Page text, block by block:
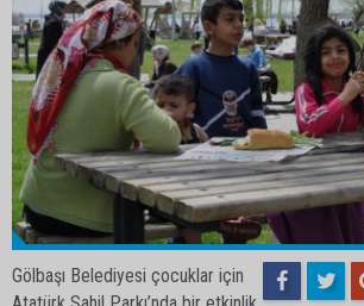
Gölbaşı Belediyesi çocuklar için
Atatürk Sahil Parkı’nda bir etkinlik